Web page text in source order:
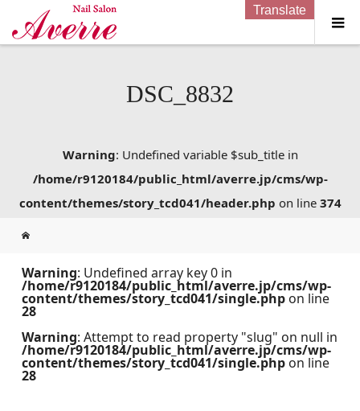
DSC_8832
Warning: Undefined variable $sub_title in
/home/r9120184/public_html/averre.jp/cms/wp-
content/themes/story_tcd041/header.php on line 374
Warning: Undefined array key 0 in
/home/r9120184/public_html/averre.jp/cms/wp-
content/themes/story_tcd041/single.php on line
28
Warning: Attempt to read property "slug" on null in
/home/r9120184/public_html/averre.jp/cms/wp-
content/themes/story_tcd041/single.php on line
28
Translate